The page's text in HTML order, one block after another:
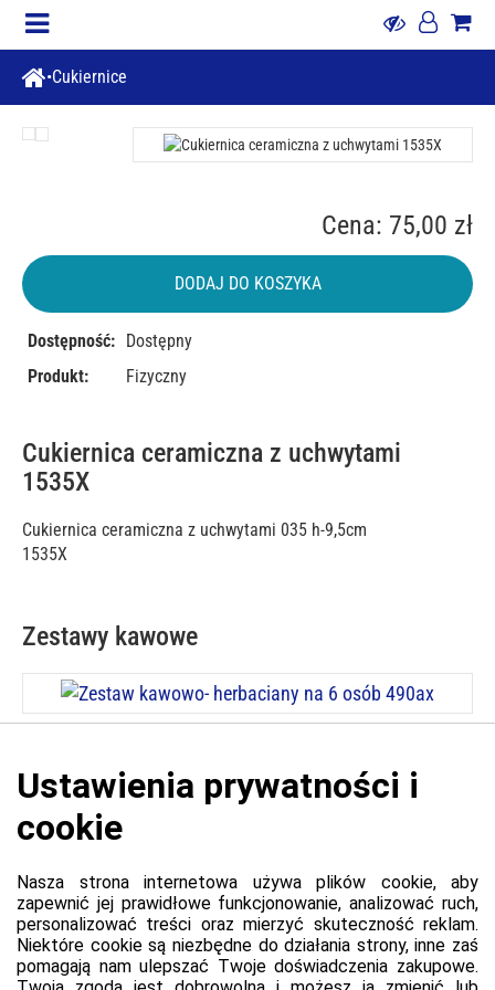
Cukiernice
Cukiernica ceramiczna z uchwytami
1535X
Cukiernica ceramiczna z uchwytami 035 h-9,5cm
1535X
Cena: 75,00 zł
DODAJ DO KOSZYKA
Dostępność: Dostępny
Produkt:
Fizyczny
Zestawy kawowe
Zestaw kawowo- herbaciany na 6 osób 490ax
Informacje o platformie
Regulamin dla kupujących
Polityka prywatności platformy
Zgłoś błąd lub naruszenie